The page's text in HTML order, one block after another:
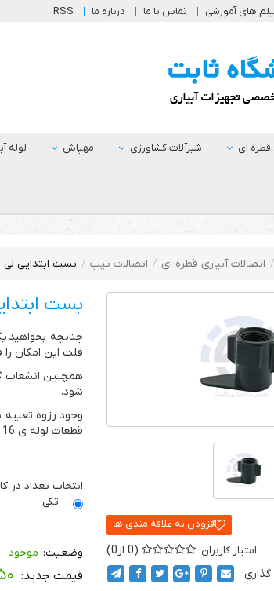
های آموزشی تماس با ما درباره ما RSS
قطره ای شیرآلات کشاورزی مهپاش لوله
اتصالات آبیاری قطره ای اتصالات تیپ بست ابتدایی لی
0
0
بست
چنانچه بخواهید
فلت این امکان
همچنین انشعاب
شود.
وجود رزوه
قطعات لوله ی 16 می شود.
انتخاب تعداد در
تکی
موجود